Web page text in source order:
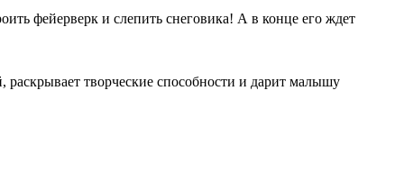
фейерверк и слепить снеговика! А в конце его ждет
творческие способности и дарит малышу